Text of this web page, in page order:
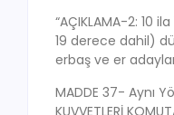
“AÇIKLAMA-2: 10
19 derece dahil)
erbaş ve er
MADDE 37- Aynı
KUVVETLERİ